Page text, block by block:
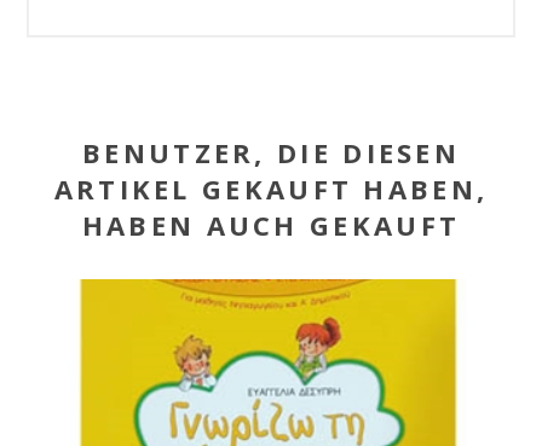
BENUTZER, DIE DIESEN
ARTIKEL GEKAUFT HABEN,
HABEN AUCH GEKAUFT